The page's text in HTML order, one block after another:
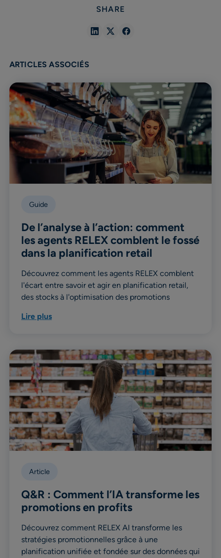
SHARE
ShareShareShare
ARTICLES ASSOCIÉS
Guide
De l’analyse à l’action: comment
les agents RELEX comblent le fossé
dans la planification retail
Découvrez comment les agents RELEX comblent
l'écart entre savoir et agir en planification retail,
des stocks à l'optimisation des promotions
Lire plus
Article
Q&R : Comment l’IA transforme les
promotions en profits
Découvrez comment RELEX AI transforme les
stratégies promotionnelles grâce à une
planification unifiée et fondée sur des données qui